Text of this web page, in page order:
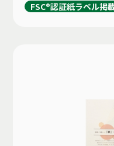
FSC®認証紙ラベル掲